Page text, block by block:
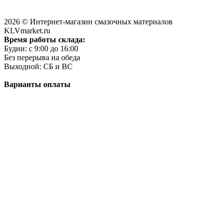
2026 © Интернет-магазин смазочных материалов
KLVmarket.ru
Время работы склада:
Будни: c 9:00 до 16:00
Без перерыва на обеда
Выходной: СБ и ВС
Варианты оплаты